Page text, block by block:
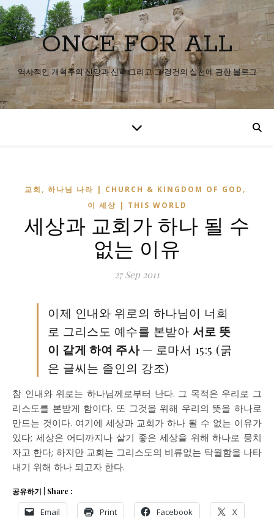
ONCE FOR ALL
역사적인 개혁주의 신앙과 신학 그리고 그 경건의 실천에 관한 블로그
교회, 하나님 나라 | CHURCH & KINGDOM OF GOD ,
이 세상 | THIS WORLD
세상과 교회가 하나 될 수
없는 이유
27 Sep 2011
이제 인내와 위로의 하나님이 너희
로 그리스도 예수를 본받아 서로 뜻
이 같게 하여 주사— 로마서 15:5 (굵
은 글씨는 졸인의 강조)
참 인내와 위로는 하나님께로부터 난다. 그 목적은 우리로 그
리스도를 본받게 함이다. 또 그것을 위해 우리의 뜻을 하나로
만드는 것이다. 여기에 세상과 교회가 하나 될 수 없는 이유가
있다; 세상은 어디까지나 살기 좋은 세상을 위해 하나로 뭉치
자고 한다; 하지만 교회는 그리스도의 비류없는 탁월함을 나타
내기 위해 하나 되고자 한다.
공유하기 | Share :
Email Print Facebook X